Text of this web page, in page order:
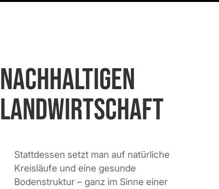
Nachhaltigen
Landwirtschaft
Stattdessen setzt man auf natürliche
Kreisläufe und eine gesunde
Bodenstruktur – ganz im Sinne einer